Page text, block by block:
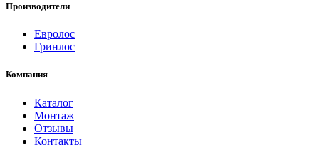
Производители
Евролос
Гринлос
Компания
Каталог
Монтаж
Отзывы
Контакты